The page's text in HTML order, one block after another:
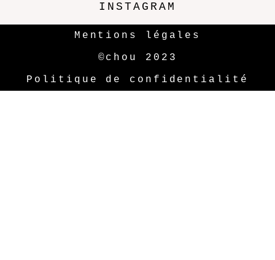
INSTAGRAM
Mentions légales
©chou 2023
Politique de confidentialité